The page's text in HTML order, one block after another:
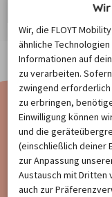
genau das
Westen der
Kombination von
Spaziergänge am
bummeln, bei
Zum Artikel
NEWSLETTER
Jetzt zum
Wir, die FLOYT
ähnliche
Informationen auf
zu verarbeiten.
zwingend
zu erbringen,
Einwilligung können
und die
(einschließlich deiner
zur Anpassung
Austausch mit Dritten
auch zur